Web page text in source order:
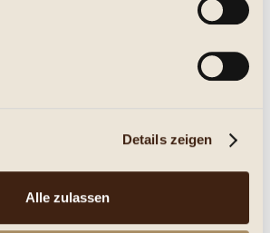
Details zeigen
Alle zulassen
2022 Jumilla DOP. Casa Rojo
1 Liter)